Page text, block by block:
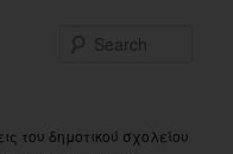
του δημοτικού σχολείου